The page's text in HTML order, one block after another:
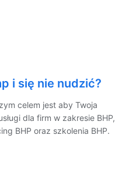
i się nie nudzić?
celem jest aby Twoja
dla firm w zakresie BHP,
BHP oraz szkolenia BHP.